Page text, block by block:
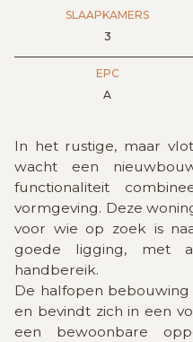
SLAAPKAMERS
3
EPC
A
In het rustige, maar
wacht een
functionaliteit
vormgeving. Deze
voor wie op zoek is
goede ligging, met
handbereik.
De halfopen
en bevindt zich in een
een bewoonbare